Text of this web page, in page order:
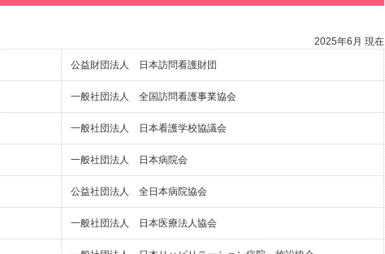
2025年6月 現在
公益財団法人 日本訪問看護財団
一般社団法人 全国訪問看護事業協会
一般社団法人 日本看護学校協議会
一般社団法人 日本病院会
公益社団法人 全日本病院協会
一般社団法人 日本医療法人協会